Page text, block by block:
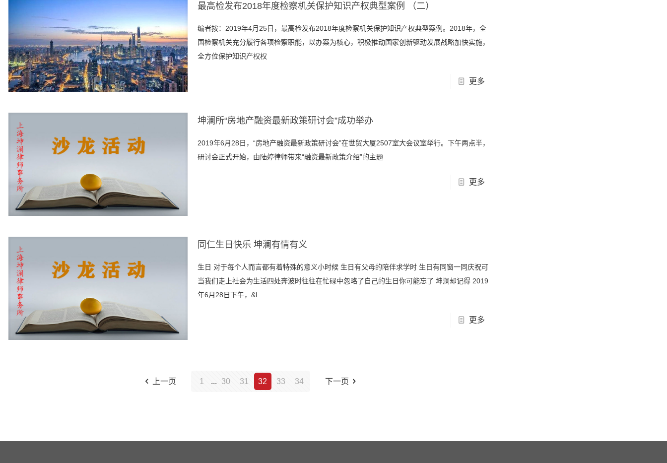
最高检发布2018年度检察机关保护知识产权典型案例 （二）
编者按：2019年4月25日，最高检发布2018年度检察机关保护知识产权典型案例。2018年，全
国检察机关充分履行各项检察职能，以办案为核心，积极推动国家创新驱动发展战略加快实施，
全方位保护知识产权权
更多
坤澜所“房地产融资最新政策研讨会”成功举办
2019年6月28日，“房地产融资最新政策研讨会”在世贸大厦2507室大会议室举行。下午两点半，
研讨会正式开始，由陆婷律师带来“融资最新政策介绍”的主题
更多
同仁生日快乐 坤澜有情有义
生日 对于每个人而言都有着特殊的意义小时候 生日有父母的陪伴求学时 生日有同窗一同庆祝可
当我们走上社会为生活四处奔波时往往在忙碌中忽略了自己的生日你可能忘了 坤澜却记得 2019
年6月28日下午，&l
更多
上一页 1 ... 30 31 32 33 34 下一页